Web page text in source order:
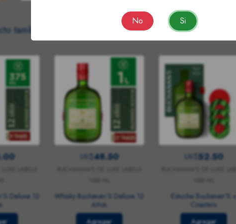
también vieron:
Deluxe 12
US$ 48.50
Whisky Buchanan'S Deluxe 12
Años
Agregar
US$ 52.50
Estuche Buchanan'S +
Coasters
Agregar
No Si